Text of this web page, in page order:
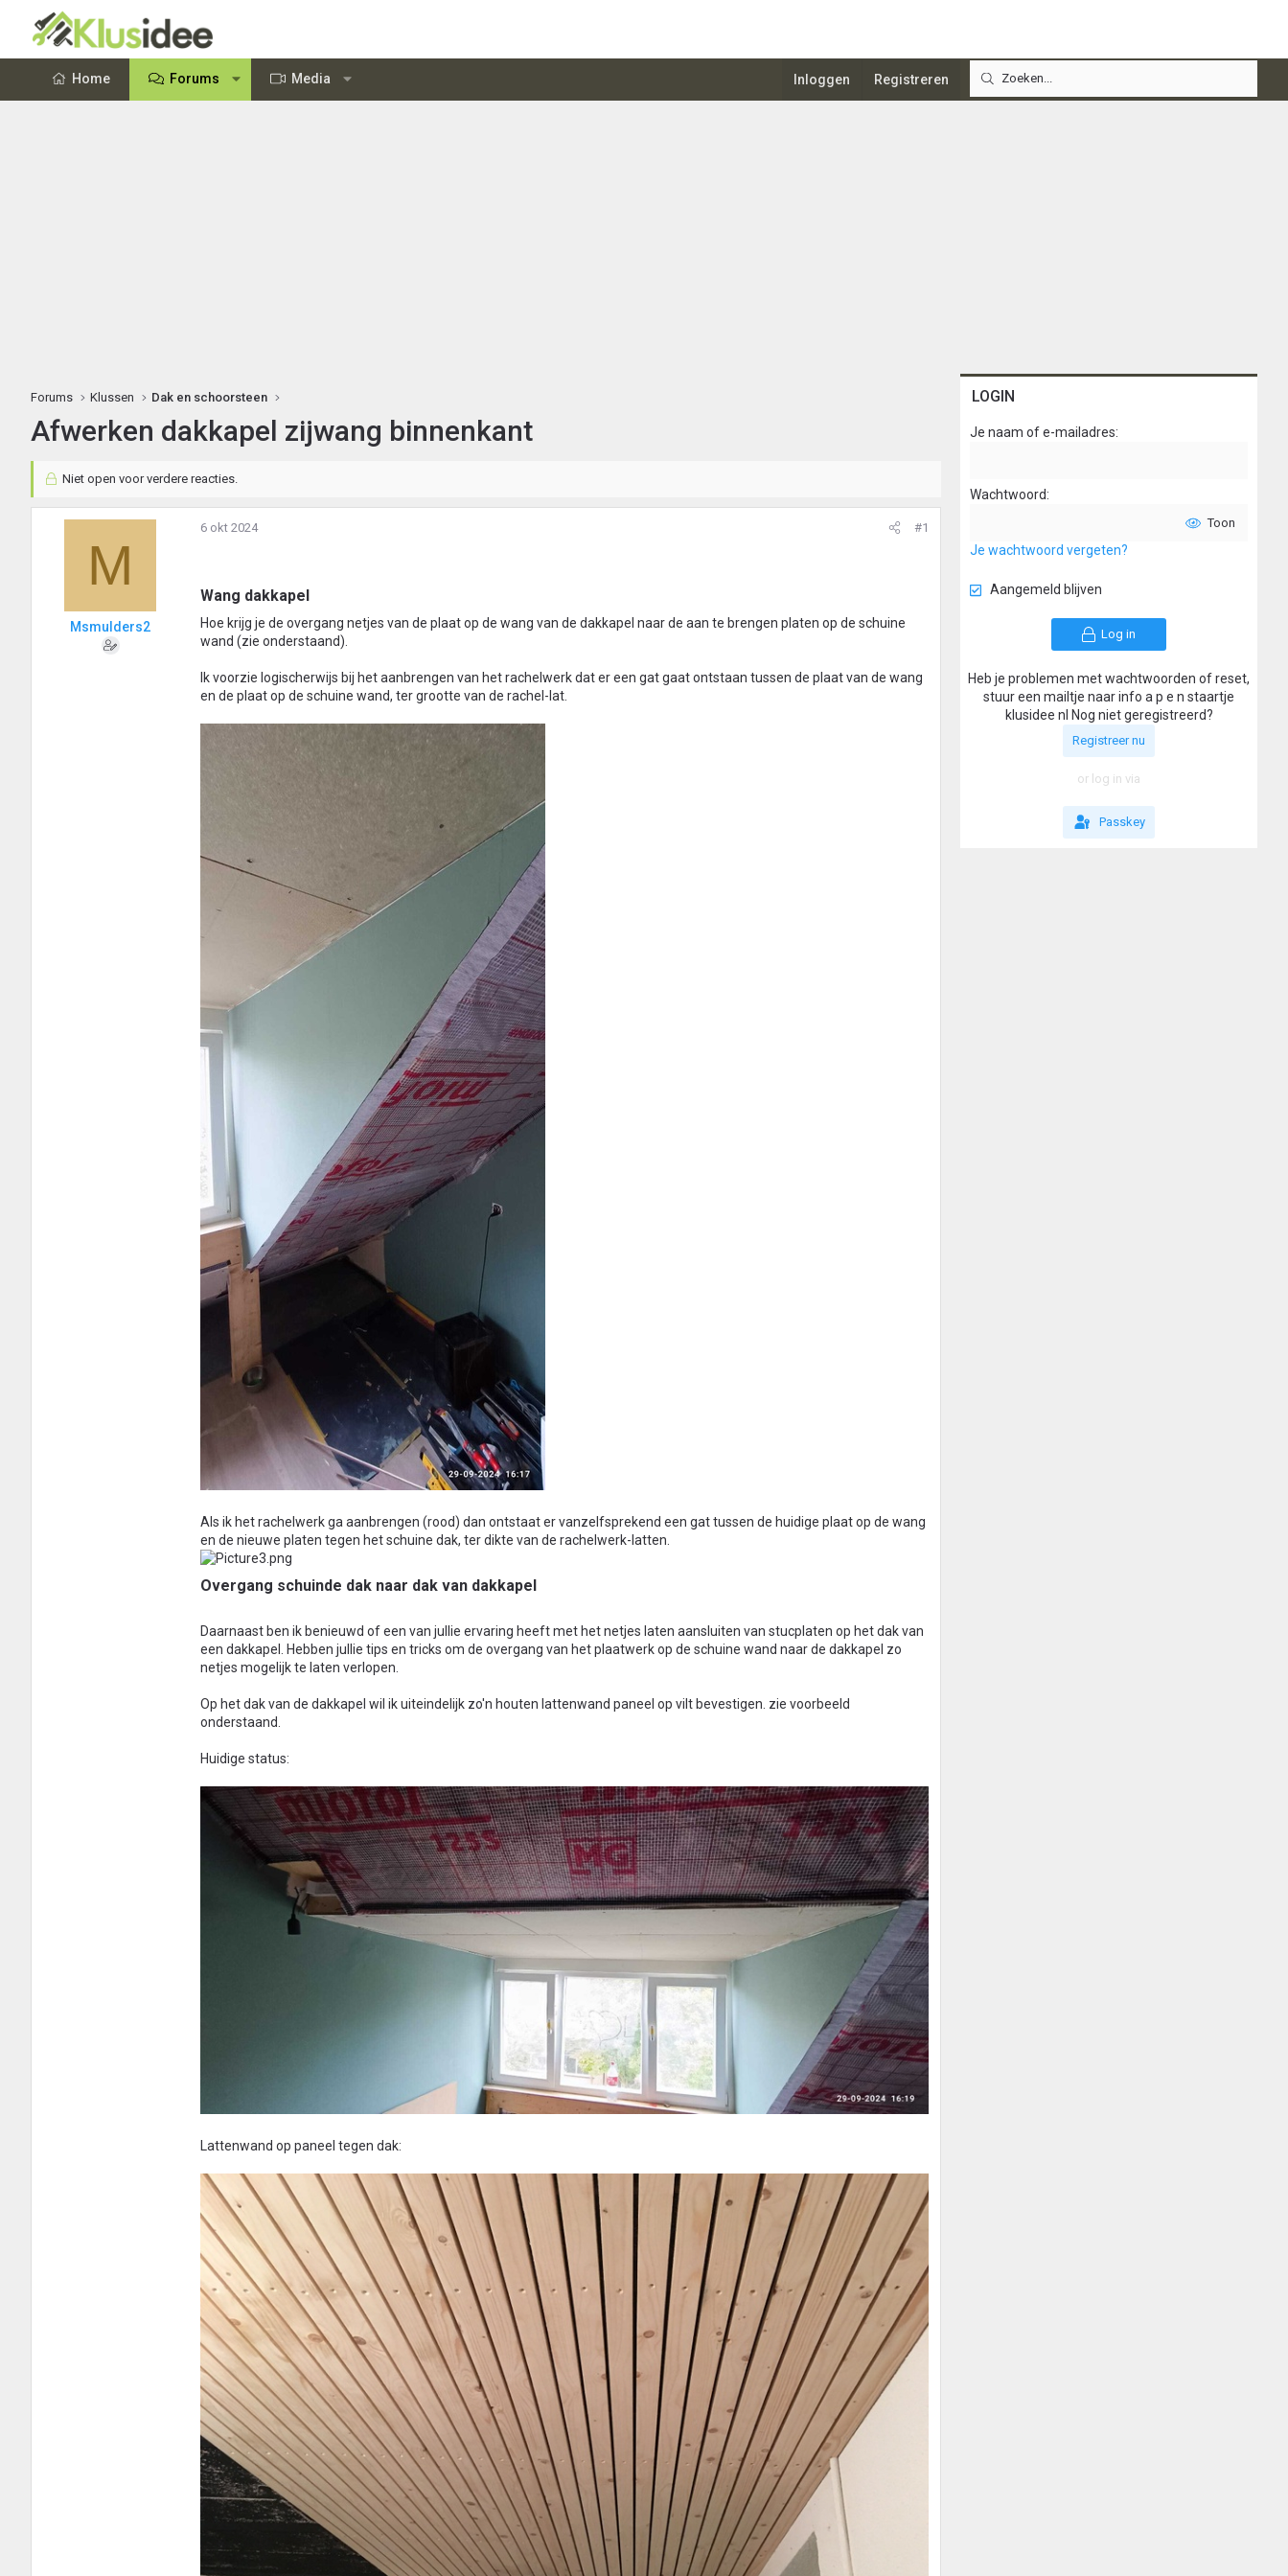
Home Forums Media Inloggen Registreren
Forums Klussen Dak en schoorsteen
Afwerken dakkapel zijwang binnenkant
Niet open voor verdere reacties.
M
Msmulders2
6 okt 2024 #1
Wang dakkapel​
Hoe krijg je de overgang netjes van de plaat op de wang van de dakkapel naar de aan te brengen platen op de schuine
wand (zie onderstaand).
Ik voorzie logischerwijs bij het aanbrengen van het rachelwerk dat er een gat gaat ontstaan tussen de plaat van de wang
en de plaat op de schuine wand, ter grootte van de rachel-lat.
Als ik het rachelwerk ga aanbrengen (rood) dan ontstaat er vanzelfsprekend een gat tussen de huidige plaat op de wang
en de nieuwe platen tegen het schuine dak, ter dikte van de rachelwerk-latten.
Overgang schuinde dak naar dak van dakkapel​
Daarnaast ben ik benieuwd of een van jullie ervaring heeft met het netjes laten aansluiten van stucplaten op het dak van
een dakkapel. Hebben jullie tips en tricks om de overgang van het plaatwerk op de schuine wand naar de dakkapel zo
netjes mogelijk te laten verlopen.
Op het dak van de dakkapel wil ik uiteindelijk zo'n houten lattenwand paneel op vilt bevestigen. zie voorbeeld
onderstaand.
Huidige status:
Lattenwand op paneel tegen dak:
LOGIN
Je naam of e-mailadres
Wachtwoord
Toon
Je wachtwoord vergeten?
Aangemeld blijven
Log in
Heb je problemen met wachtwoorden of reset,
stuur een mailtje naar info a p e n staartje
klusidee nl Nog niet geregistreerd?
Registreer nu
or log in via
Passkey